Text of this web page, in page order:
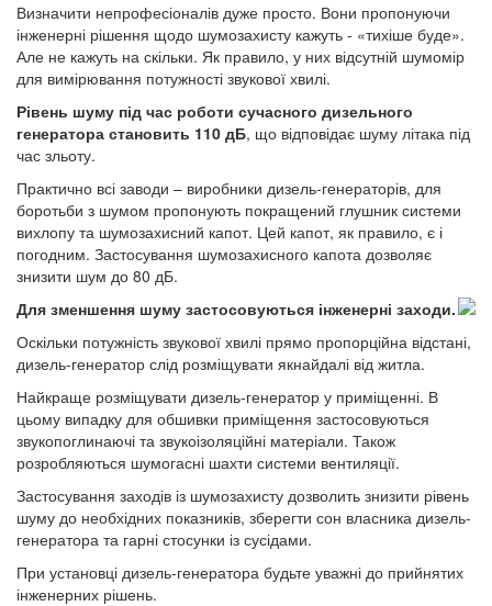
Визначити непрофесіоналів дуже просто. Вони пропонуючи
інженерні рішення щодо шумозахисту кажуть - «тихіше буде».
Але не кажуть на скільки. Як правило, у них відсутній шумомір
для вимірювання потужності звукової хвилі.
Рівень шуму під час роботи сучасного дизельного
генератора становить 110 дБ, що відповідає шуму літака під
час зльоту.
Практично всі заводи – виробники дизель-генераторів, для
боротьби з шумом пропонують покращений глушник системи
вихлопу та шумозахисний капот. Цей капот, як правило, є і
погодним. Застосування шумозахисного капота дозволяє
знизити шум до 80 дБ.
Для зменшення шуму застосовуються інженерні заходи.
Оскільки потужність звукової хвилі прямо пропорційна відстані,
дизель-генератор слід розміщувати якнайдалі від житла.
Найкраще розміщувати дизель-генератор у приміщенні. В
цьому випадку для обшивки приміщення застосовуються
звукопоглинаючі та звукоізоляційні матеріали. Також
розробляються шумогасні шахти системи вентиляції.
Застосування заходів із шумозахисту дозволить знизити рівень
шуму до необхідних показників, зберегти сон власника дизель-
генератора та гарні стосунки із сусідами.
При установці дизель-генератора будьте уважні до прийнятих
інженерних рішень.